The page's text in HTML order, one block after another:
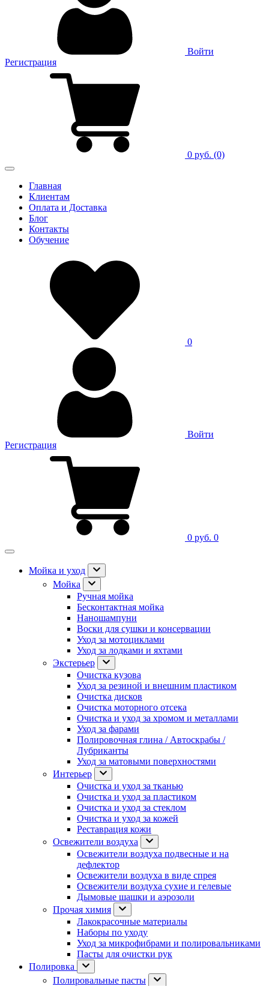
Войти
Регистрация
0 руб. (0)
Главная
Клиентам
Оплата и Доставка
Блог
Контакты
Обучение
0
Войти
Регистрация
0 руб. 0
Мойка и уход
Мойка
Ручная мойка
Бесконтактная мойка
Наношампуни
Воски для сушки и консервации
Уход за мотоциклами
Уход за лодками и яхтами
Экстерьер
Очистка кузова
Уход за резиной и внешним пластиком
Очистка дисков
Очистка моторного отсека
Очистка и уход за хромом и металлами
Уход за фарами
Полировочная глина / Автоскрабы /
Лубриканты
Уход за матовыми поверхностями
Интерьер
Очистка и уход за тканью
Очистка и уход за пластиком
Очистка и уход за стеклом
Очистка и уход за кожей
Реставрация кожи
Освежители воздуха
Освежители воздуха подвесные и на
дефлектор
Освежители воздуха в виде спрея
Освежители воздуха сухие и гелевые
Дымовые шашки и аэрозоли
Прочая химия
Лакокрасочные материалы
Наборы по уходу
Уход за микрофибрами и полировальниками
Пасты для очистки рук
Полировка
Полировальные пасты